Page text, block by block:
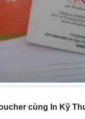
cùng In Kỹ